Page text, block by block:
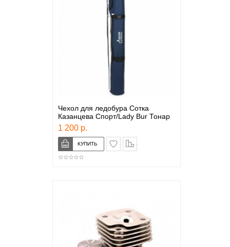
Чехол для ледобура Сотка
Казанцева Спорт/Lady Bur Тонар
1 200 р.
в закладки